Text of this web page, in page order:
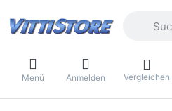
Menü Anmelden Vergleichen